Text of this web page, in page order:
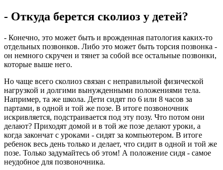
- Откуда берется сколиоз у детей?
- Конечно, это может быть и врожденная патология каких-то
отдельных позвонков. Либо это может быть торсия позвонка -
он немного скручен и тянет за собой все остальные позвонки,
которые выше него.
Но чаще всего сколиоз связан с неправильной физической
нагрузкой и долгими вынужденными положениями тела.
Например, та же школа. Дети сидят по 6 или 8 часов за
партами, в одной и той же позе. В итоге позвоночник
искривляется, подстраивается под эту позу. Что потом они
делают? Приходят домой и в той же позе делают уроки, а
когда закончат с уроками - сидят за компьютером. В итоге
ребенок весь день только и делает, что сидит в одной и той же
позе. Только задумайтесь об этом! А положение сидя - самое
неудобное для позвоночника.